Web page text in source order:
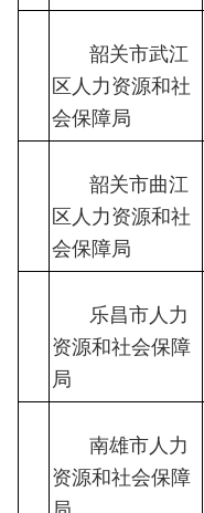
3
韶关市武江
区人力资源和社
会保障局
4
韶关市曲江
区人力资源和社
会保障局
5
乐昌市人力
资源和社会保障
局
6
南雄市人力
资源和社会保障